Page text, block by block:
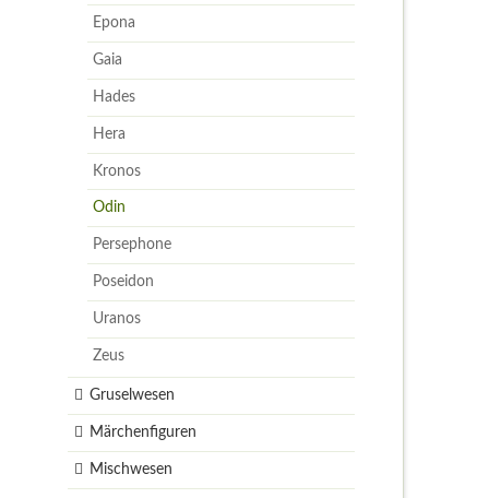
Epona
Gaia
Hades
Hera
Kronos
Odin
Persephone
Poseidon
Uranos
Zeus
Gruselwesen
Märchenfiguren
Mischwesen